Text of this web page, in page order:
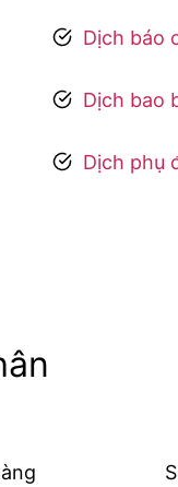
Dịch báo
Dịch bao
Dịch phụ